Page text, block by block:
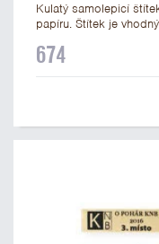
Kulatý samolepicí
papíru. Štítek je
mm. Na štítek je
674